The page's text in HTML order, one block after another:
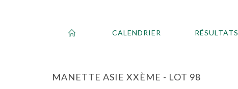
CALENDRIER RÉSULTATS
MANETTE ASIE XXÈME - LOT 98